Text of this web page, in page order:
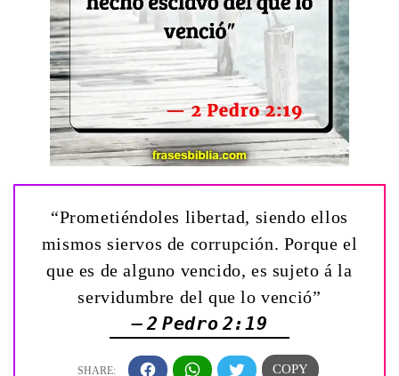
“Prometiéndoles libertad, siendo ellos
mismos siervos de corrupción. Porque el
que es de alguno vencido, es sujeto á la
servidumbre del que lo venció”
— 2 Pedro 2:19